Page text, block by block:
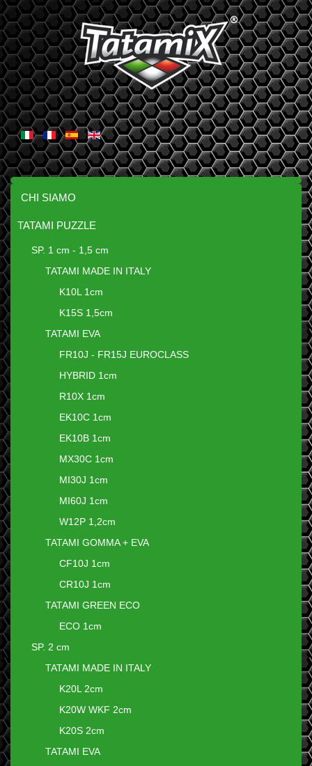
CHI SIAMO
TATAMI PUZZLE
SP. 1 cm - 1,5 cm
TATAMI MADE IN ITALY
K10L 1cm
K15S 1,5cm
TATAMI EVA
FR10J - FR15J EUROCLASS
HYBRID 1cm
R10X 1cm
EK10C 1cm
EK10B 1cm
MX30C 1cm
MI30J 1cm
MI60J 1cm
W12P 1,2cm
TATAMI GOMMA + EVA
CF10J 1cm
CR10J 1cm
TATAMI GREEN ECO
ECO 1cm
SP. 2 cm
TATAMI MADE IN ITALY
K20L 2cm
K20W WKF 2cm
K20S 2cm
TATAMI EVA